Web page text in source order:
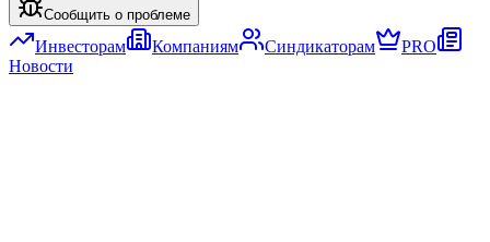
Сообщить о проблеме
Инвесторам Компаниям Синдикаторам
PRO
Новости